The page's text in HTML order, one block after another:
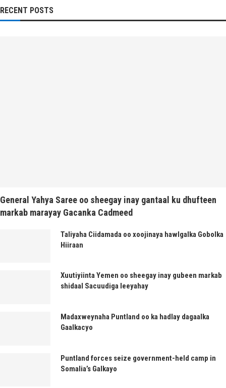
RECENT POSTS
General Yahya Saree oo sheegay inay gantaal ku dhufteen
markab marayay Gacanka Cadmeed
Taliyaha Ciidamada oo xoojinaya hawlgalka Gobolka
Hiiraan
Xuutiyiinta Yemen oo sheegay inay gubeen markab
shidaal Sacuudiga leeyahay
Madaxweynaha Puntland oo ka hadlay dagaalka
Gaalkacyo
Puntland forces seize government-held camp in
Somalia’s Galkayo